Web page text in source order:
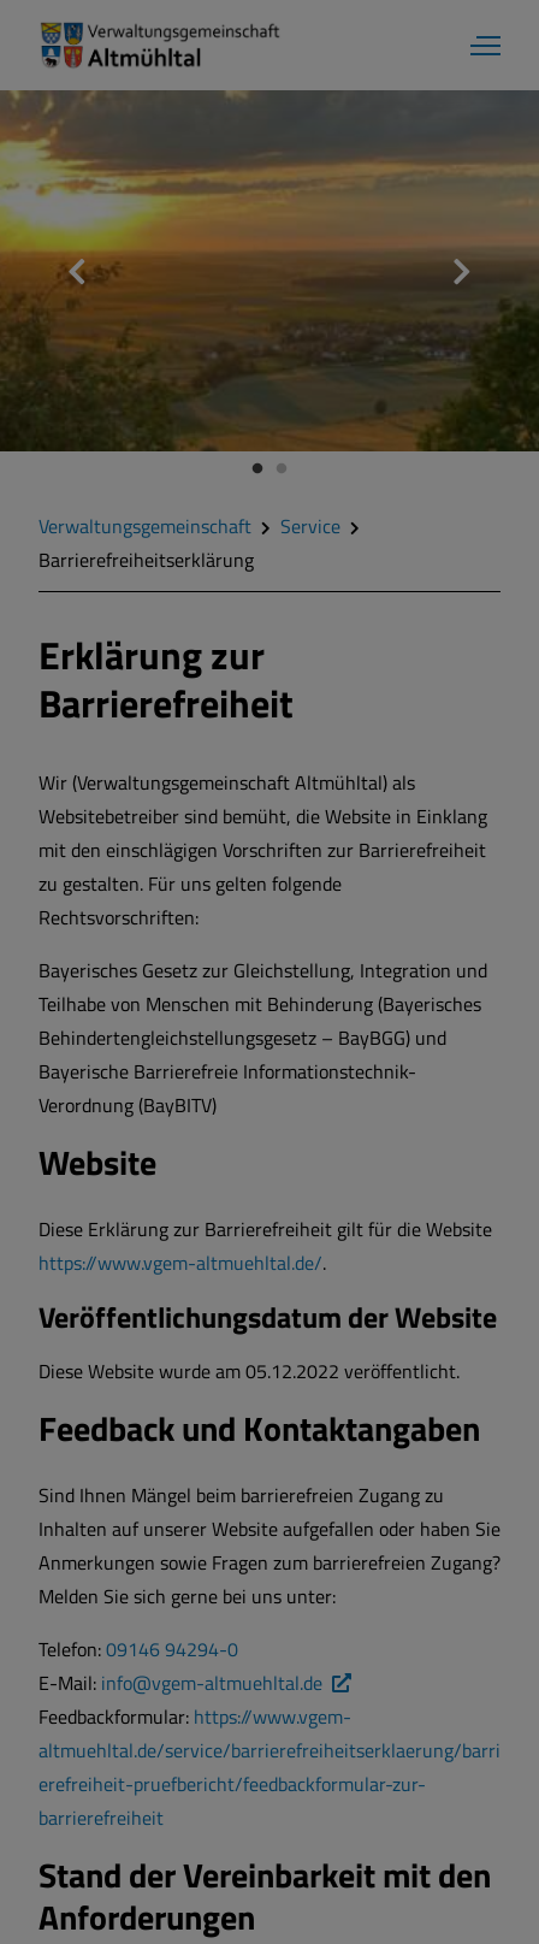
Verwaltungsgemeinschaft
Service
Barrierefreiheitserklärung
Erklärung zur
Barrierefreiheit
Wir (Verwaltungsgemeinschaft Altmühltal) als
Websitebetreiber sind bemüht, die Website in Einklang
mit den einschlägigen Vorschriften zur Barrierefreiheit
zu gestalten. Für uns gelten folgende
Rechtsvorschriften:
Bayerisches Gesetz zur Gleichstellung, Integration und
Teilhabe von Menschen mit Behinderung (Bayerisches
Behindertengleichstellungsgesetz – BayBGG) und
Bayerische Barrierefreie Informationstechnik-
Verordnung (BayBITV)
Website
Diese Erklärung zur Barrierefreiheit gilt für die Website
https://www.vgem-altmuehltal.de/.
Veröffentlichungsdatum der Website
Diese Website wurde am 05.12.2022 veröffentlicht.
Feedback und Kontaktangaben
Sind Ihnen Mängel beim barrierefreien Zugang zu
Inhalten auf unserer Website aufgefallen oder haben Sie
Anmerkungen sowie Fragen zum barrierefreien Zugang?
Melden Sie sich gerne bei uns unter:
Telefon:09146 94294-0
E-Mail: info@vgem-altmuehltal.de
Feedbackformular: https://www.vgem-
altmuehltal.de/service/barrierefreiheitserklaerung/barri
erefreiheit-pruefbericht/feedbackformular-zur-
barrierefreiheit
Stand der Vereinbarkeit mit den
Anforderungen